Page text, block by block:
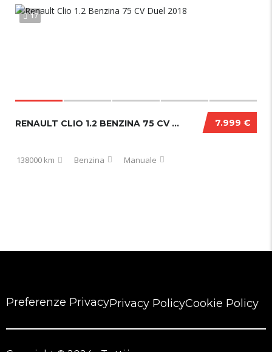
17
7.999 €
RENAULT CLIO 1.2 BENZINA 75 CV DUEL 2018
138000 km Benzina Manuale
Preferenze PrivacyPrivacy PolicyCookie Policy